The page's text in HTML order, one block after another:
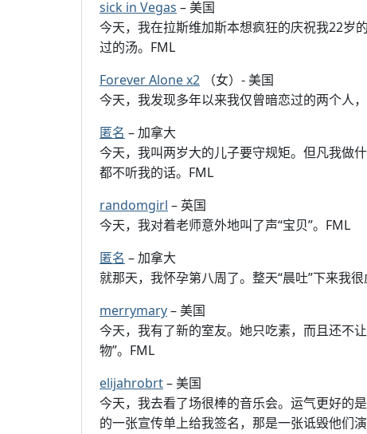
sick in Vegas – 美国
今天，我在拉斯维加斯本想疯狂的庆祝我22岁
过的汤。FML
Forever Alone x2 （女）- 美国
今天，我发现多年以来我仅曾暗恋过的两个人
匿名 – 加拿大
今天，我叫两岁大的儿子要守规矩。但凡我做
都不听我的话。FML
randomgirl – 英国
今天，我对着老师意外地叫了声“宝贝”。FML
匿名 – 加拿大
就那天，我怀孕第八周了。整天“晨吐”下来我
merrymary– 美国
今天，我有了新的室友。她只吃素，而且还不
物”。FML
elijahrobrt– 美国
今天，我去看了场很棒的音乐会。运气更好的
的一张宣传单上给我签名，那是一张诋毁他们